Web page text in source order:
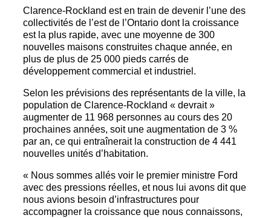
Clarence-Rockland est en train de devenir l’une des
collectivités de l’est de l’Ontario dont la croissance
est la plus rapide, avec une moyenne de 300
nouvelles maisons construites chaque année, en
plus de plus de 25 000 pieds carrés de
développement commercial et industriel.
Selon les prévisions des représentants de la ville, la
population de Clarence-Rockland « devrait »
augmenter de 11 968 personnes au cours des 20
prochaines années, soit une augmentation de 3 %
par an, ce qui entraînerait la construction de 4 441
nouvelles unités d’habitation.
« Nous sommes allés voir le premier ministre Ford
avec des pressions réelles, et nous lui avons dit que
nous avions besoin d’infrastructures pour
accompagner la croissance que nous connaissons,